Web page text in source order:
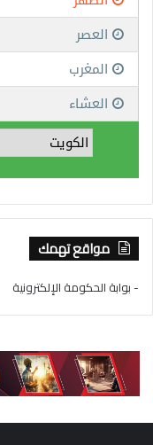
مواقع تهمك
- بوابة الحكومة الإلكترونية